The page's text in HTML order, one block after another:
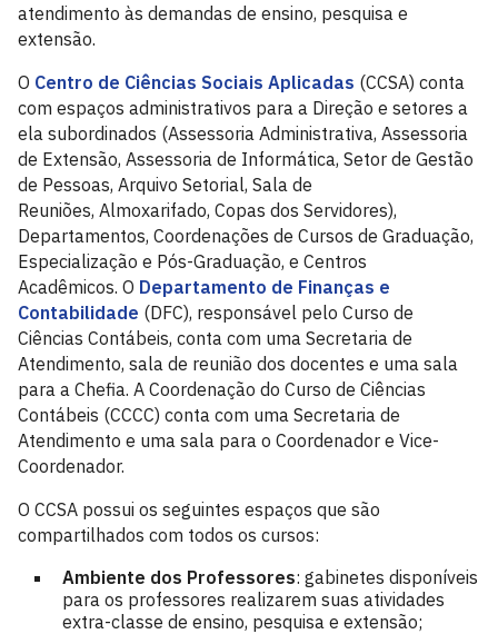
atendimento às demandas de ensino, pesquisa e
extensão.
O Centro de Ciências Sociais Aplicadas (CCSA) conta
com espaços administrativos para a Direção e setores a
ela subordinados (Assessoria Administrativa, Assessoria
de Extensão, Assessoria de Informática, Setor de Gestão
de Pessoas, Arquivo Setorial, Sala de
Reuniões, Almoxarifado, Copas dos Servidores),
Departamentos, Coordenações de Cursos de Graduação,
Especialização e Pós-Graduação, e Centros
Acadêmicos. O Departamento de Finanças e
Contabilidade (DFC), responsável pelo Curso de
Ciências Contábeis, conta com uma Secretaria de
Atendimento, sala de reunião dos docentes e uma sala
para a Chefia. A Coordenação do Curso de Ciências
Contábeis (CCCC) conta com uma Secretaria de
Atendimento e uma sala para o Coordenador e Vice-
Coordenador.
O CCSA possui os seguintes espaços que são
compartilhados com todos os cursos:
Ambiente dos Professores: gabinetes disponíveis
para os professores realizarem suas atividades
extra-classe de ensino, pesquisa e extensão;